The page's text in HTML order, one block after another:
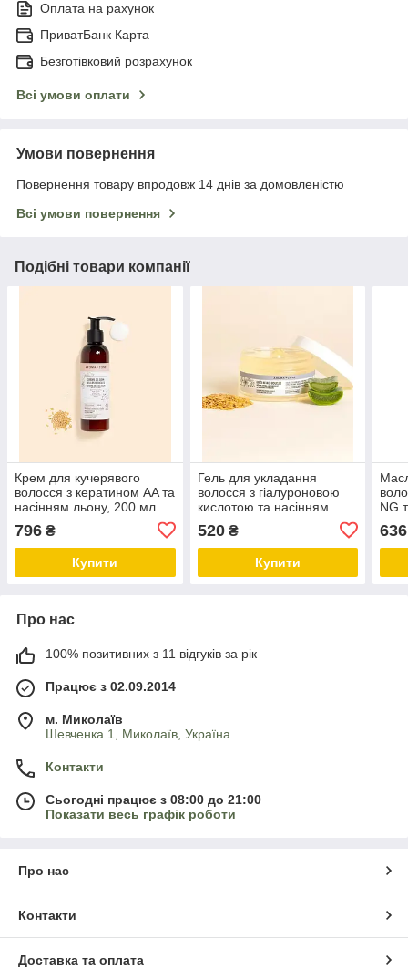
Оплата на рахунок
ПриватБанк Карта
Безготівковий розрахунок
Всі умови оплати
Умови повернення
Повернення товару впродовж 14 днів за домовленістю
Всі умови повернення
Подібні товари компанії
Крем для кучерявого
волосся з кератином AA та
насінням льону, 200 мл
796 ₴
Купити
Гель для укладання
волосся з гіалуроновою
кислотою та насінням
520₴
Купити
NG
636
Про нас
100% позитивних з 11 відгуків за рік
Працює з 02.09.2014
м. Миколаїв
Шевченка 1, Миколаїв, Україна
Контакти
Сьогодні працює з 08:00 до 21:00
Показати весь графік роботи
Про нас
Контакти
Доставка та оплата